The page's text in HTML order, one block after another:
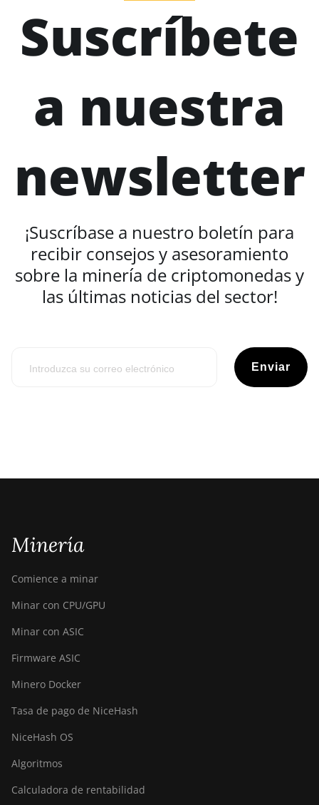
Suscríbete
a nuestra
newsletter
¡Suscríbase a nuestro boletín para
recibir consejos y asesoramiento
sobre la minería de criptomonedas y
las últimas noticias del sector!
Enviar
Minería
Comience a minar
Minar con CPU/GPU
Minar con ASIC
Firmware ASIC
Minero Docker
Tasa de pago de NiceHash
NiceHash OS
Algoritmos
Calculadora de rentabilidad